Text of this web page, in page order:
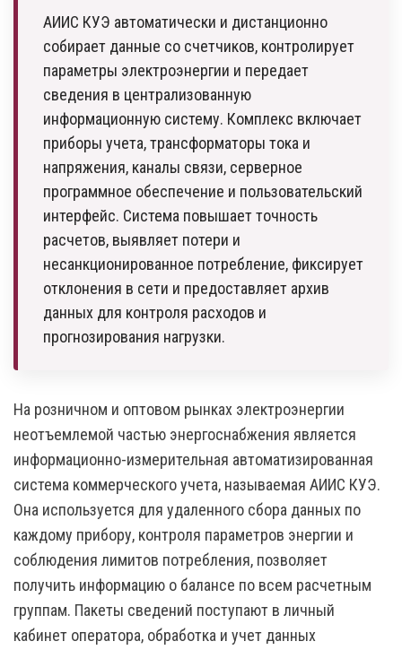
АИИС КУЭ автоматически и дистанционно
собирает данные со счетчиков, контролирует
параметры электроэнергии и передает
сведения в централизованную
информационную систему. Комплекс включает
приборы учета, трансформаторы тока и
напряжения, каналы связи, серверное
программное обеспечение и пользовательский
интерфейс. Система повышает точность
расчетов, выявляет потери и
несанкционированное потребление, фиксирует
отклонения в сети и предоставляет архив
данных для контроля расходов и
прогнозирования нагрузки.
На розничном и оптовом рынках электроэнергии
неотъемлемой частью энергоснабжения является
информационно-измерительная автоматизированная
система коммерческого учета, называемая АИИС КУЭ.
Она используется для удаленного сбора данных по
каждому прибору, контроля параметров энергии и
соблюдения лимитов потребления, позволяет
получить информацию о балансе по всем расчетным
группам. Пакеты сведений поступают в личный
кабинет оператора, обработка и учет данных